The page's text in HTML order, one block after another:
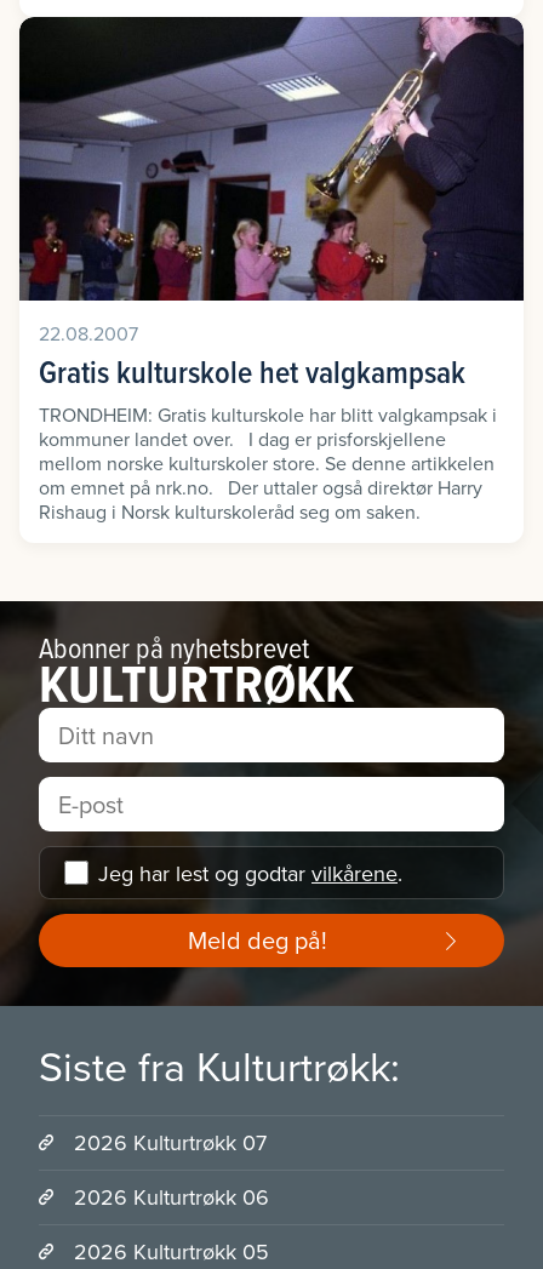
22.08.2007
Gratis kulturskole het valgkampsak
TRONDHEIM: Gratis kulturskole har blitt valgkampsak i
kommuner landet over. I dag er prisforskjellene
mellom norske kulturskoler store. Se denne artikkelen
om emnet på nrk.no. Der uttaler også direktør Harry
Rishaug i Norsk kulturskoleråd seg om saken.
Abonner på nyhetsbrevet
KULTURTRØKK
Jeg har lest og godtar vilkårene.
Meld deg på!
Siste fra Kulturtrøkk:
2026 Kulturtrøkk 07
2026 Kulturtrøkk 06
2026 Kulturtrøkk 05